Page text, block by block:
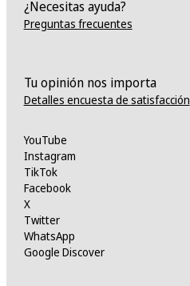
¿Necesitas ayuda?
Preguntas frecuentes
Tu opinión nos importa
Detalles encuesta de satisfacción
YouTube
Instagram
TikTok
Facebook
X
Twitter
WhatsApp
Google Discover